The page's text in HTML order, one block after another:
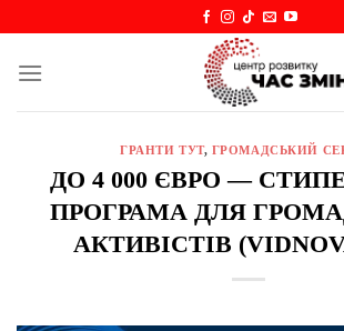
content
ГРАНТИ ТУТ, ГРОМАДСЬКИЙ
ДО 4 000 ЄВРО —
ПРОГРАМА ДЛЯ
АКТИВІСТІВ